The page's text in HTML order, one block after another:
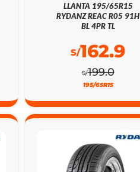
LLANTA 195/65R15
RYDANZ REAC R05 91H
BL 4PR TL
S/199.0
S/162.9
195/65R15